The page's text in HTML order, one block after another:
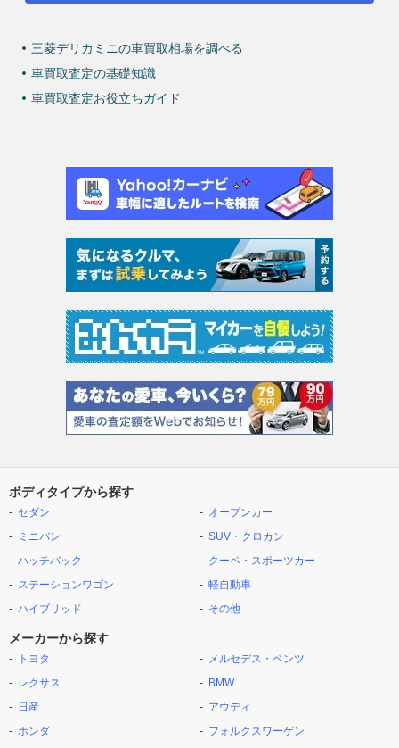
三菱デリカミニの車買取相場を調べる
車買取査定の基礎知識
車買取査定お役立ちガイド
ボディタイプから探す
セダン
ミニバン
ハッチバック
ステーションワゴン
ハイブリッド
オープンカー
SUV・クロカン
クーペ・スポーツカー
軽自動車
その他
メーカーから探す
トヨタ
レクサス
日産
ホンダ
メルセデス・ベンツ
BMW
アウディ
フォルクスワーゲン